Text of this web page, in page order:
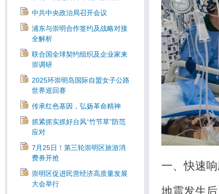
中共中央政治局召开会议
浦东与崇明合作签约及战略对接
全解析
联合国全球契约组织及企业家来
崇调研
2025环崇明岛国际自盟女子公路
世界巡回赛
传承红色基因，弘扬革命精神
抓紧抓实抓好台风“竹节草”防范
应对
7月25日！第三轮崇明区旅游消
费券开抢
崇明区促进民营经济高质量发展
大会举行
一、快速
地震发生